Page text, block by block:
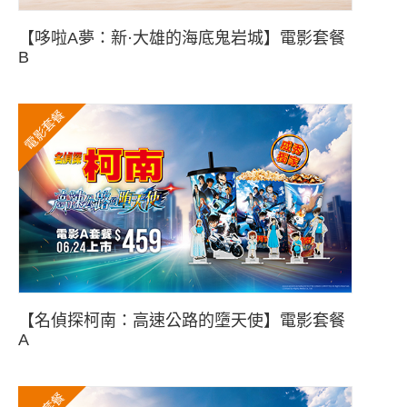
【哆啦A夢：新·大雄的海底鬼岩城】電影套餐
B
電影套餐
【名偵探柯南：高速公路的墮天使】電影套餐
A